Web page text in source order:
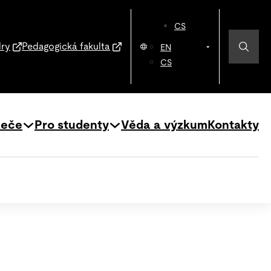
Pedagogická fakulta
CS
EN
CS
Pro studenty Věda a výzkum Kontakty